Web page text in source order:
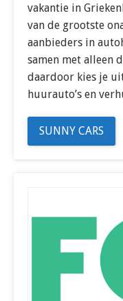
vakantie in
van de grootste
aanbieders in
samen met alleen
daardoor kies je
huurauto’s en
SUNNY CARS